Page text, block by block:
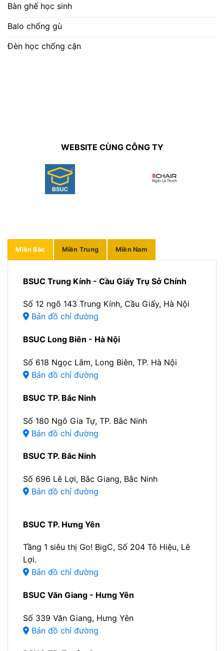
Bàn ghế học sinh
Balo chống gù
Đèn học chống cận
WEBSITE CÙNG CÔNG TY
Miền Bắc Miền Trung Miền Nam
BSUC Trung Kính - Cầu Giấy Trụ Sở Chính
Số 12 ngõ 143 Trung Kính, Cầu Giấy, Hà Nội
Bản đồ chỉ đường
BSUC Long Biên - Hà Nội
Số 618 Ngọc Lâm, Long Biên, TP. Hà Nội
Bản đồ chỉ đường
BSUC TP. Bắc Ninh
Số 180 Ngô Gia Tự, TP. Bắc Ninh
Bản đồ chỉ đường
BSUC TP. Bắc Ninh
Số 696 Lê Lợi, Bắc Giang, Bắc Ninh
Bản đồ chỉ đường
BSUC TP. Hưng Yên
Tầng 1 siêu thị Go! BigC, Số 204 Tô Hiệu, Lê
Lợi.
Bản đồ chỉ đường
BSUC Văn Giang - Hưng Yên
Số 339 Văn Giang, Hưng Yên
Bản đồ chỉ đường